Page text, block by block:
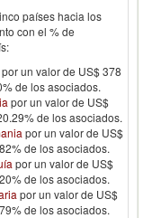
países hacia los
con el % de
por un valor de US$ 378
de los asociados.
por un valor de US$
de los asociados.
por un valor de US$
de los asociados.
por un valor de US$
de los asociados.
por un valor de US$
de los asociados.